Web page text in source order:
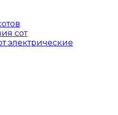
сот
электрические